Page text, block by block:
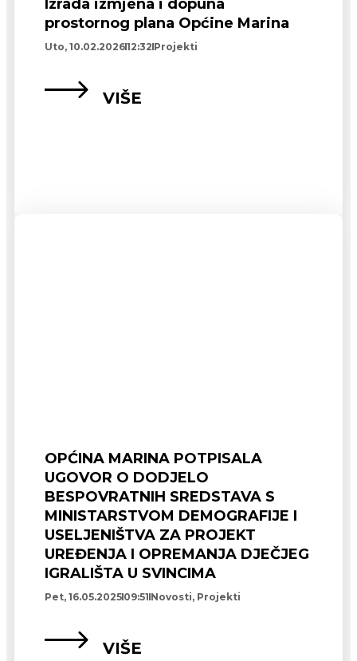
Izrada izmjena i dopuna
prostornog plana Općine Marina
Uto, 10.02.202612:32 Projekti
VIŠE
OPĆINA MARINA POTPISALA
UGOVOR O DODJELO
BESPOVRATNIH SREDSTAVA S
MINISTARSTVOM DEMOGRAFIJE I
USELJENIŠTVA ZA PROJEKT
UREĐENJA I OPREMANJA DJEČJEG
IGRALIŠTA U SVINCIMA
Pet, 16.05.2025 09:51 Novosti, Projekti
VIŠE